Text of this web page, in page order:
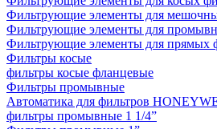
Фильтрующие элементы для
Фильтрующие элементы для
Фильтрующие элементы для прямых
Фильтры косые
фильтры косые фланцевые
Фильтры промывные
Автоматика для фильтров
фильтры промывные 1 1/4”